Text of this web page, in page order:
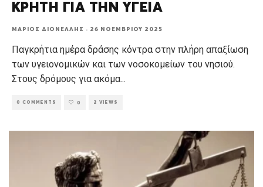
ΚΡΗΤΗ ΓΙΑ ΤΗΝ ΥΓΕΙΑ
ΜΆΡΙΟΣ ΔΙΟΝΈΛΛΗΣ · 26 ΝΟΕΜΒΡΊΟΥ 2025
Παγκρήτια ημέρα δράσης κόντρα στην πλήρη απαξίωση
των υγειονομικών και των νοσοκομείων του νησιού.
Στους δρόμους για ακόμα...
0 COMMENTS 0 2 VIEWS